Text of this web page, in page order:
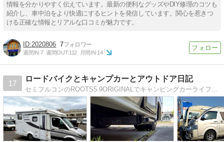
情報を分かりやすく伝えています。最新の便利なグッズやDIY修理のコツも
紹介し、車中泊をより快適にするヒントを発信しています。関心を惹きつ
ける正確な情報とリアルな口コミが魅力です。
2020806 7
週間IN:7 週間OUT:112 月間IN:14
17
ロードバイクとキャンプカーとアウトドア日記
セミフルコンのROOTS5.9ORIGINALでキャンピングカーライフを楽しんでいます。ルーツでのお出かけや快適化、ペットライフを綴ったブログです。